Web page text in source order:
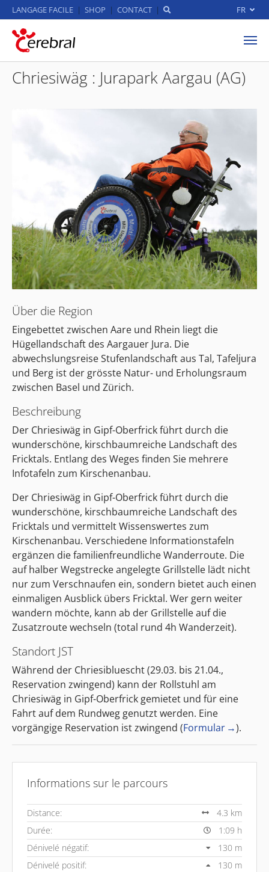
LANGAGE FACILE SHOP CONTACT FR
Chriesiwäg : Jurapark Aargau (AG)
Über die Region
Eingebettet zwischen Aare und Rhein liegt die
Hügellandschaft des Aargauer Jura. Die
abwechslungsreise Stufenlandschaft aus Tal, Tafeljura
und Berg ist der grösste Natur- und Erholungsraum
zwischen Basel und Zürich.
Beschreibung
Der Chriesiwäg in Gipf-Oberfrick führt durch die
wunderschöne, kirschbaumreiche Landschaft des
Fricktals. Entlang des Weges finden Sie mehrere
Infotafeln zum Kirschenanbau.
Der Chriesiwäg in Gipf-Oberfrick führt durch die
wunderschöne, kirschbaumreiche Landschaft des
Fricktals und vermittelt Wissenswertes zum
Kirschenanbau. Verschiedene Informationstafeln
ergänzen die familienfreundliche Wanderroute. Die
auf halber Wegstrecke angelegte Grillstelle lädt nicht
nur zum Verschnaufen ein, sondern bietet auch einen
einmaligen Ausblick übers Fricktal. Wer gern weiter
wandern möchte, kann ab der Grillstelle auf die
Zusatzroute wechseln (total rund 4h Wanderzeit).
Standort JST
Während der Chriesibluescht (29.03. bis 21.04.,
Reservation zwingend) kann der Rollstuhl am
Chriesiwäg in Gipf-Oberfrick gemietet und für eine
Fahrt auf dem Rundweg genutzt werden. Eine
vorgängige Reservation ist zwingend (Formular ).
Informations sur le parcours
Distance:
4.3 km
Durée:
1:09 h
Dénivelé négatif:
130 m
Dénivelé positif:
130 m